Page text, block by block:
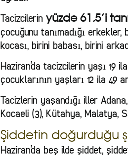
Tacizcilerin yüzde 61,5’i
çocuğunu tanımadığı
kocası, birini babası, birini
Haziran’da tacizcilerin yaşı 19
çocuklarının yaşları 12 ila 49
Tacizlerin yaşandığı iller
Kocaeli (3), Kütahya, Malatya,
Şiddetin doğurduğu
Haziran’da beş ilde şiddet,